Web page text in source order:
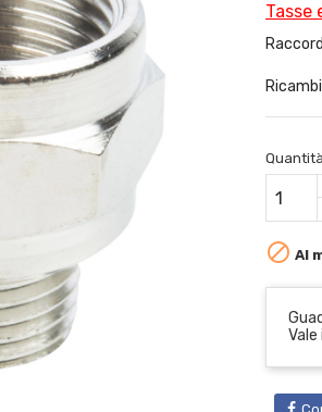
Tasse
Quantità
 Al
Vale il